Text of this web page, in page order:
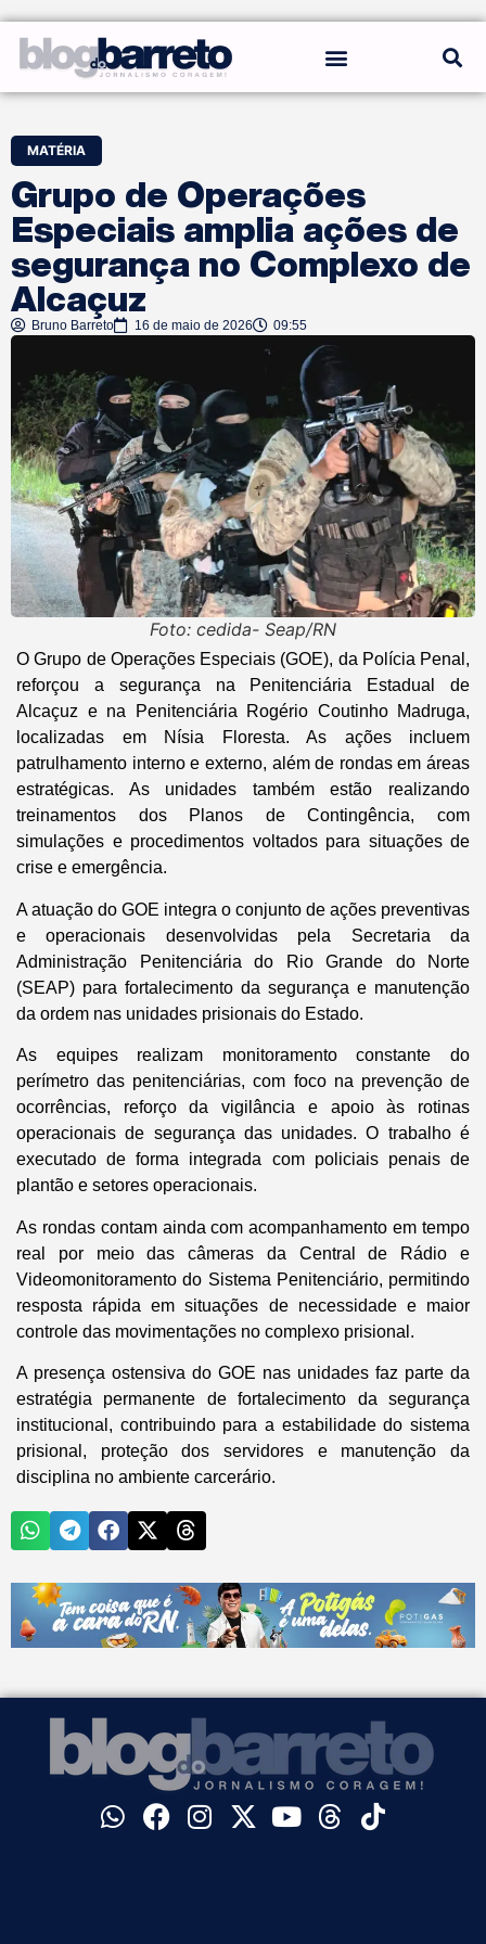
MATÉRIA
Grupo de Operações
Especiais amplia ações de
segurança no Complexo de
Alcaçuz
Bruno Barreto 16 de maio de 2026 09:55
Foto: cedida- Seap/RN
O Grupo de Operações Especiais (GOE), da Polícia Penal,
reforçou a segurança na Penitenciária Estadual de
Alcaçuz e na Penitenciária Rogério Coutinho Madruga,
localizadas em Nísia Floresta. As ações incluem
patrulhamento interno e externo, além de rondas em áreas
estratégicas. As unidades também estão realizando
treinamentos dos Planos de Contingência, com
simulações e procedimentos voltados para situações de
crise e emergência.
A atuação do GOE integra o conjunto de ações preventivas
e operacionais desenvolvidas pela Secretaria da
Administração Penitenciária do Rio Grande do Norte
(SEAP) para fortalecimento da segurança e manutenção
da ordem nas unidades prisionais do Estado.
As equipes realizam monitoramento constante do
perímetro das penitenciárias, com foco na prevenção de
ocorrências, reforço da vigilância e apoio às rotinas
operacionais de segurança das unidades. O trabalho é
executado de forma integrada com policiais penais de
plantão e setores operacionais.
As rondas contam ainda com acompanhamento em tempo
real por meio das câmeras da Central de Rádio e
Videomonitoramento do Sistema Penitenciário, permitindo
resposta rápida em situações de necessidade e maior
controle das movimentações no complexo prisional.
A presença ostensiva do GOE nas unidades faz parte da
estratégia permanente de fortalecimento da segurança
institucional, contribuindo para a estabilidade do sistema
prisional, proteção dos servidores e manutenção da
disciplina no ambiente carcerário.